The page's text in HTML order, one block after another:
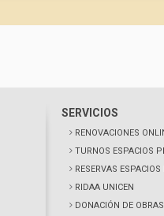
SERVICIOS
RENOVACIONES
TURNOS ESPACIOS
RESERVAS ESPACIOS
RIDAA UNICEN
DONACIÓN DE OBRAS